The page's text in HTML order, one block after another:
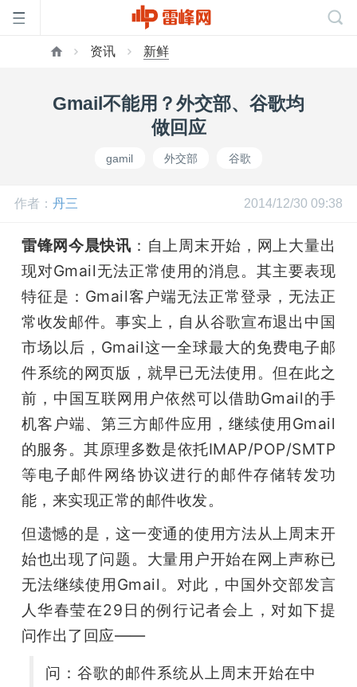
网
开
课
活
动
中
GAIR
资讯 新鲜
Gmail不能用？外交部、谷歌均
做回应
gamil 外交部 谷歌
作者： 丹三 2014/12/30 09:38
雷锋网今晨快讯 ：自上周末开始，网上大量出
现对Gmail无法正常使用的消息。其主要表现
特征是：Gmail客户端无法正常登录，无法正
常收发邮件。事实上，自从谷歌宣布退出中国
市场以后，Gmail这一全球最大的免费电子邮
件系统的网页版，就早已无法使用。但在此之
前，中国互联网用户依然可以借助Gmail的手
机客户端、第三方邮件应用，继续使用Gmail
的服务。其原理多数是依托IMAP/POP/SMTP
等电子邮件网络协议进行的邮件存储转发功
能，来实现正常的邮件收发。
但遗憾的是，这一变通的使用方法从上周末开
始也出现了问题。大量用户开始在网上声称已
无法继续使用Gmail。对此，中国外交部发言
人华春莹在29日的例行记者会上，对如下提
问作出了回应——
问：谷歌的邮件系统从上周末开始在中